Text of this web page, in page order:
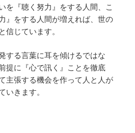
を『聴く努力』をする人間、こ
』をする人間が増えれば、世の
信じています。
する言葉に耳を傾けるではな
提に『心で訊く』ことを徹底
主張する機会を作って人と人が
いきます。